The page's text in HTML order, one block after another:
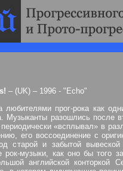
– (UK) – 1996 - "Echo"
любителями прог-рока как
Музыканты разошлись после
«всплывал» в
его воссоединение с
старой и забытой
музыки, как оно бы того
английской конторкой